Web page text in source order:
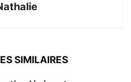
SIMILAIRES